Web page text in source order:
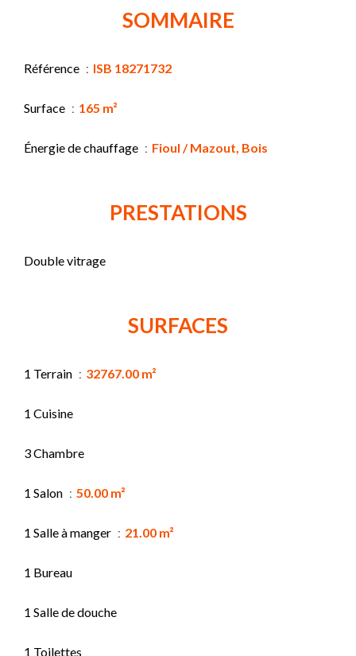
SOMMAIRE
Référence ISB 18271732
Surface 165 m²
Énergie de chauffage Fioul / Mazout, Bois
PRESTATIONS
Double vitrage
SURFACES
1 Terrain 32767.00 m²
1 Cuisine
3 Chambre
1 Salon 50.00 m²
1 Salle à manger 21.00 m²
1 Bureau
1 Salle de douche
1 Toilettes